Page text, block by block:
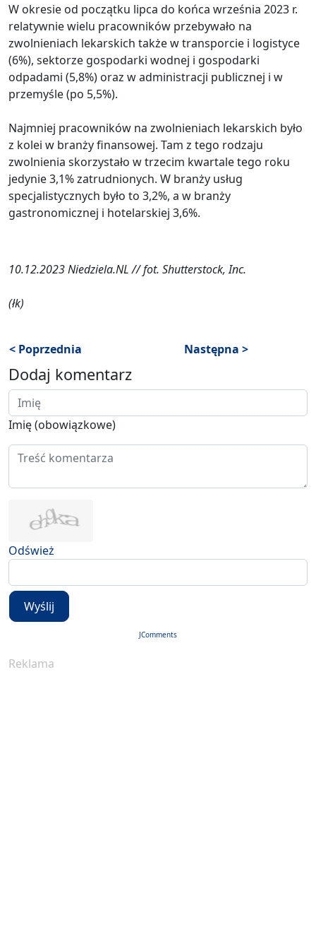
W okresie od początku lipca do końca września 2023 r.
relatywnie wielu pracowników przebywało na
zwolnieniach lekarskich także w transporcie i logistyce
(6%), sektorze gospodarki wodnej i gospodarki
odpadami (5,8%) oraz w administracji publicznej i w
przemyśle (po 5,5%).
Najmniej pracowników na zwolnieniach lekarskich było
z kolei w branży finansowej. Tam z tego rodzaju
zwolnienia skorzystało w trzecim kwartale tego roku
jedynie 3,1% zatrudnionych. W branży usług
specjalistycznych było to 3,2%, a w branży
gastronomicznej i hotelarskiej 3,6%.
10.12.2023 Niedziela.NL // fot. Shutterstock, Inc.
(łk)
< Poprzednia Następna >
Dodaj komentarz
Imię (obowiązkowe)
Odśwież
Wyślij
JComments
Reklama